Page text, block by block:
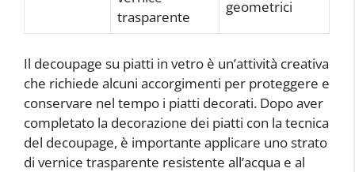
trasparente
geometrici
Il decoupage su piatti in vetro è un’attività creativa
che richiede alcuni accorgimenti per proteggere e
conservare nel tempo i piatti decorati. Dopo aver
completato la decorazione dei piatti con la tecnica
del decoupage, è importante applicare uno strato
di vernice trasparente resistente all’acqua e al